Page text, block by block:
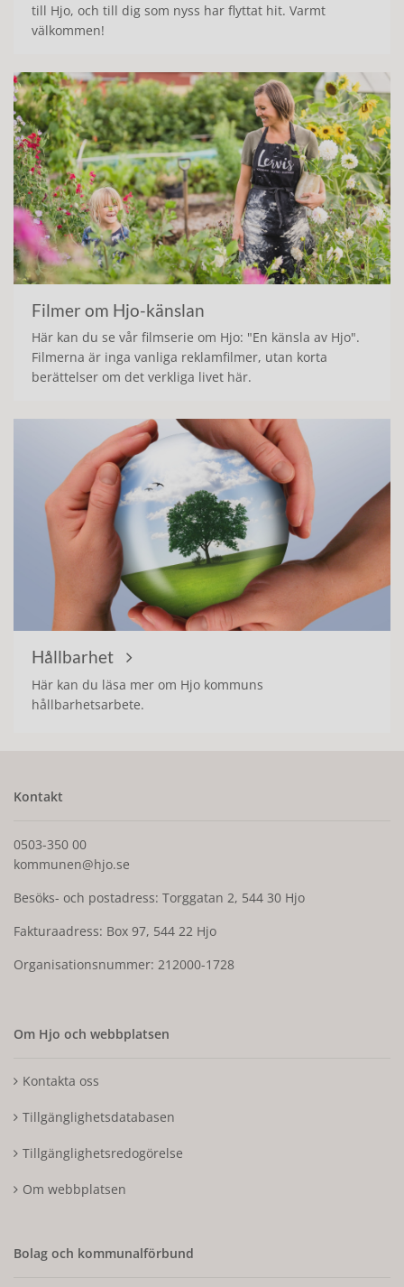
till Hjo, och till dig som nyss har flyttat hit. Varmt
välkommen!
Filmer om Hjo-känslan
Här kan du se vår filmserie om Hjo: "En känsla av Hjo".
Filmerna är inga vanliga reklamfilmer, utan korta
berättelser om det verkliga livet här.
Hållbarhet
Här kan du läsa mer om Hjo kommuns
hållbarhetsarbete.
Kontakt
0503-350 00
kommunen@hjo.se
Besöks- och postadress: Torggatan 2, 544 30 Hjo
Fakturaadress: Box 97, 544 22 Hjo
Organisationsnummer: 212000-1728
Om Hjo och webbplatsen
Kontakta oss
Tillgänglighetsdatabasen
Tillgänglighetsredogörelse
Om webbplatsen
Bolag och kommunalförbund